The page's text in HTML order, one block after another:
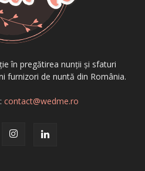
în pregătirea nunții și sfaturi
furnizori de nuntă din România.
contact@wedme.ro